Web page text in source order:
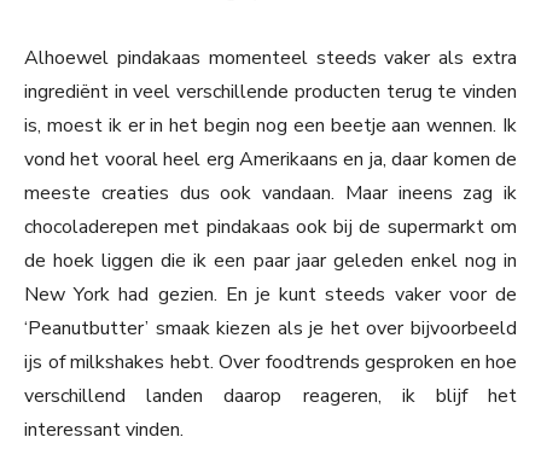
Alhoewel pindakaas momenteel steeds vaker als extra
ingrediënt in veel verschillende producten terug te vinden
is, moest ik er in het begin nog een beetje aan wennen. Ik
vond het vooral heel erg Amerikaans en ja, daar komen de
meeste creaties dus ook vandaan. Maar ineens zag ik
chocoladerepen met pindakaas ook bij de supermarkt om
de hoek liggen die ik een paar jaar geleden enkel nog in
New York had gezien. En je kunt steeds vaker voor de
‘Peanutbutter’ smaak kiezen als je het over bijvoorbeeld
ijs of milkshakes hebt. Over foodtrends gesproken en hoe
verschillend landen daarop reageren, ik blijf het
interessant vinden.